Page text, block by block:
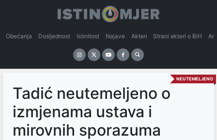
Obećanja Dosljednost Istinitost Najave Akteri Strani akteri o BiH
NEUTEMELJENO
Tadić neutemeljeno o
izmjenama ustava i
mirovnih sporazuma